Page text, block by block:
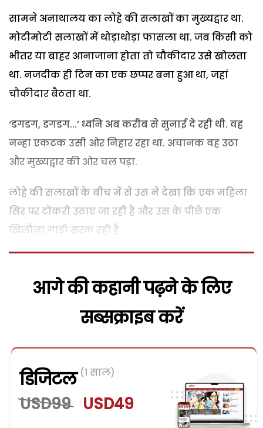
सामने अनाथालय का लोहे की सलाखों का मुख्यद्वार था.
मोटीमोटी सलाखों में थोड़ाथोड़ा फासला था. जब किसी को
भीतर या बाहर आनाजाना होता तो चौकीदार उसे खोलता
था. नजदीक ही टिन का एक छप्पर बना हुआ था, जहां
चौकीदार बैठता था.
‘डगडग, डगडग...’ ध्वनि अब करीब से सुनाई दे रही थी. वह
नन्हा एकटक उसी ओर निहार रहा था. अचानक वह उठा
और मुख्यद्वार की ओर चल पड़ा.
लोहे की सलाखों के बीच में से उस ने देखा कि एक महिला
सिर पर टोकरी उठाए जा रही है और उस के पीछे एक
खिलौना गाड़ी सरक रही है.
आगे की कहानी पढ़ने के लिए
सब्सक्राइब करें
डिजिटल (1 साल)
USD99 USD49